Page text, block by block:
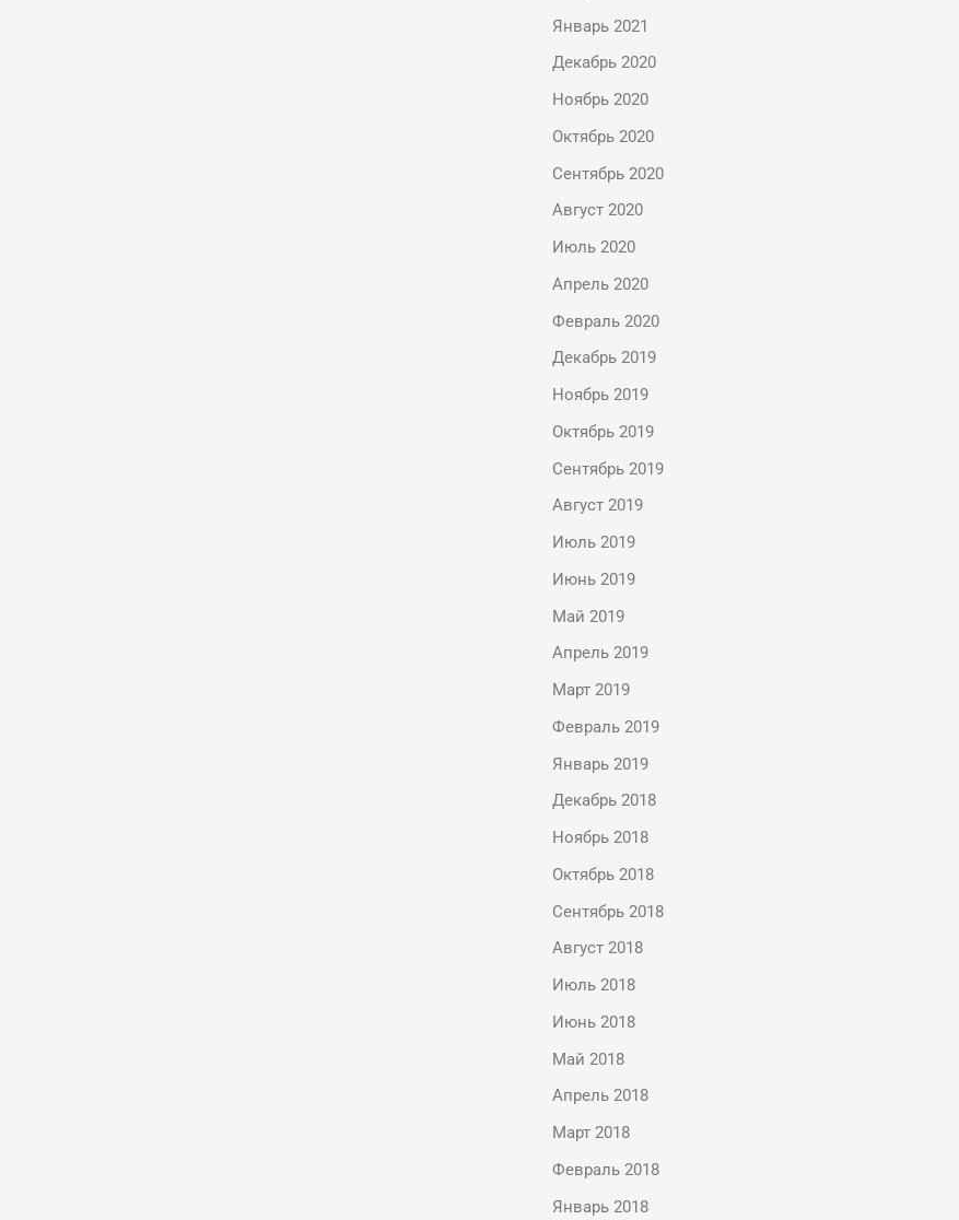
Январь 2021
Декабрь 2020
Ноябрь 2020
Октябрь 2020
Сентябрь 2020
Август 2020
Июль 2020
Апрель 2020
Февраль 2020
Декабрь 2019
Ноябрь 2019
Октябрь 2019
Сентябрь 2019
Август 2019
Июль 2019
Июнь 2019
Май 2019
Апрель 2019
Март 2019
Февраль 2019
Январь 2019
Декабрь 2018
Ноябрь 2018
Октябрь 2018
Сентябрь 2018
Август 2018
Июль 2018
Июнь 2018
Май 2018
Апрель 2018
Март 2018
Февраль 2018
Январь 2018